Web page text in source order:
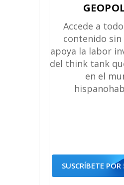
Accede a
contenido
apoya la labor
del think tank
en el
SUSCRÍBETE